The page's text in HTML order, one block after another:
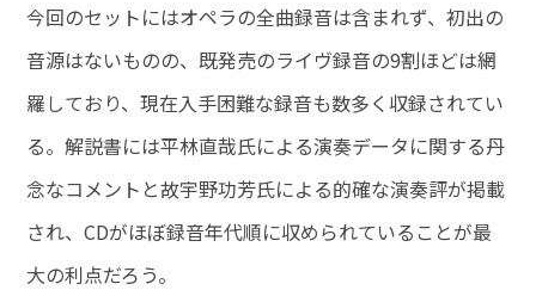
今回のセットにはオペラの全曲録音は含まれず、初出の
音源はないものの、既発売のライヴ録音の9割ほどは網
羅しており、現在入手困難な録音も数多く収録されてい
る。解説書には平林直哉氏による演奏データに関する丹
念なコメントと故宇野功芳氏による的確な演奏評が掲載
され、CDがほぼ録音年代順に収められていることが最
大の利点だろう。